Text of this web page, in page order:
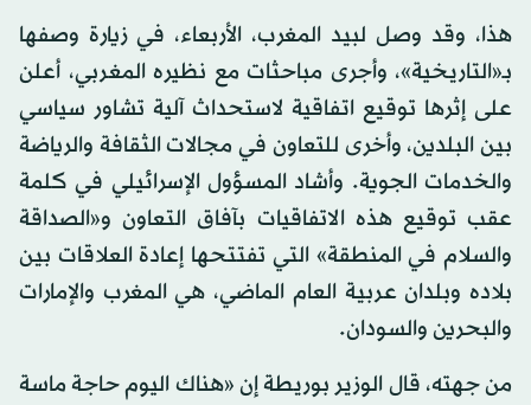
هذا، وقد وصل لبيد المغرب، الأربعاء، في زيارة وصفها
بـ«التاريخية»، وأجرى مباحثات مع نظيره المغربي، أعلن
على إثرها توقيع اتفاقية لاستحداث آلية تشاور سياسي
بين البلدين، وأخرى للتعاون في مجالات الثقافة والرياضة
والخدمات الجوية. وأشاد المسؤول الإسرائيلي في كلمة
عقب توقيع هذه الاتفاقيات بآفاق التعاون و«الصداقة
والسلام في المنطقة» التي تفتتحها إعادة العلاقات بين
بلاده وبلدان عربية العام الماضي، هي المغرب والإمارات
والبحرين والسودان.
من جهته، قال الوزير بوريطة إن «هناك اليوم حاجة ماسة